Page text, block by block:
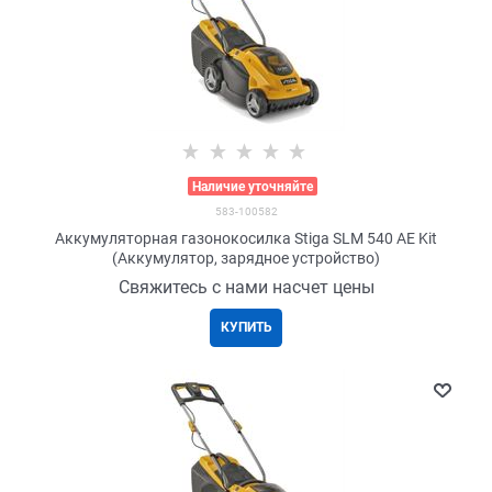
Наличие уточняйте
583-100582
Аккумуляторная газонокосилка Stiga SLM 540 AE Kit
(Aккумулятор, зарядное устройство)
Свяжитесь с нами насчет цены
КУПИТЬ